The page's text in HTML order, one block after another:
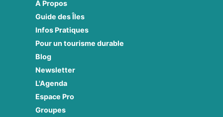
À Propos
Guide des Îles
Infos Pratiques
Pour un tourisme durable
Blog
Newsletter
L'Agenda
Espace Pro
Groupes